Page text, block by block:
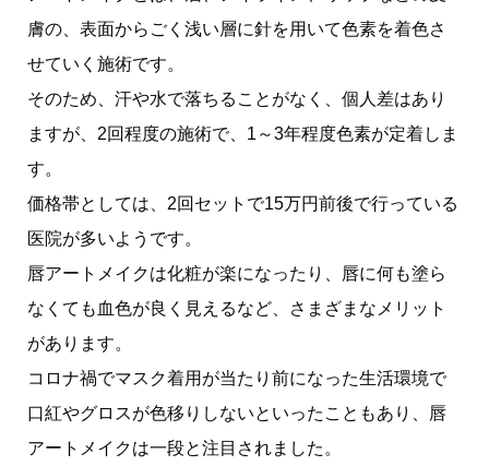
膚の、表面からごく浅い層に針を用いて色素を着色さ
せていく施術です。
そのため、汗や水で落ちることがなく、個人差はあり
ますが、2回程度の施術で、1～3年程度色素が定着しま
す。
価格帯としては、2回セットで15万円前後で行っている
医院が多いようです。
唇アートメイクは化粧が楽になったり、唇に何も塗ら
なくても血色が良く見えるなど、さまざまなメリット
があります。
コロナ禍でマスク着用が当たり前になった生活環境で
口紅やグロスが色移りしないといったこともあり、唇
アートメイクは一段と注目されました。